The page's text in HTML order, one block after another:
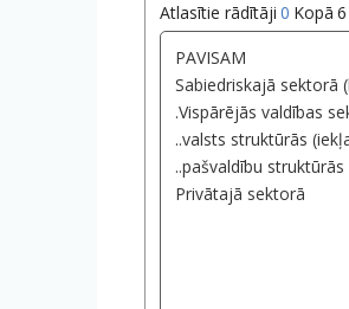
Atlasītie rādītāji 0 Kopā 6